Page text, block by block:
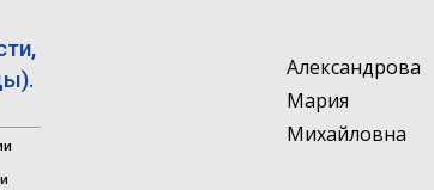
Александрова
Мария
Михайловна